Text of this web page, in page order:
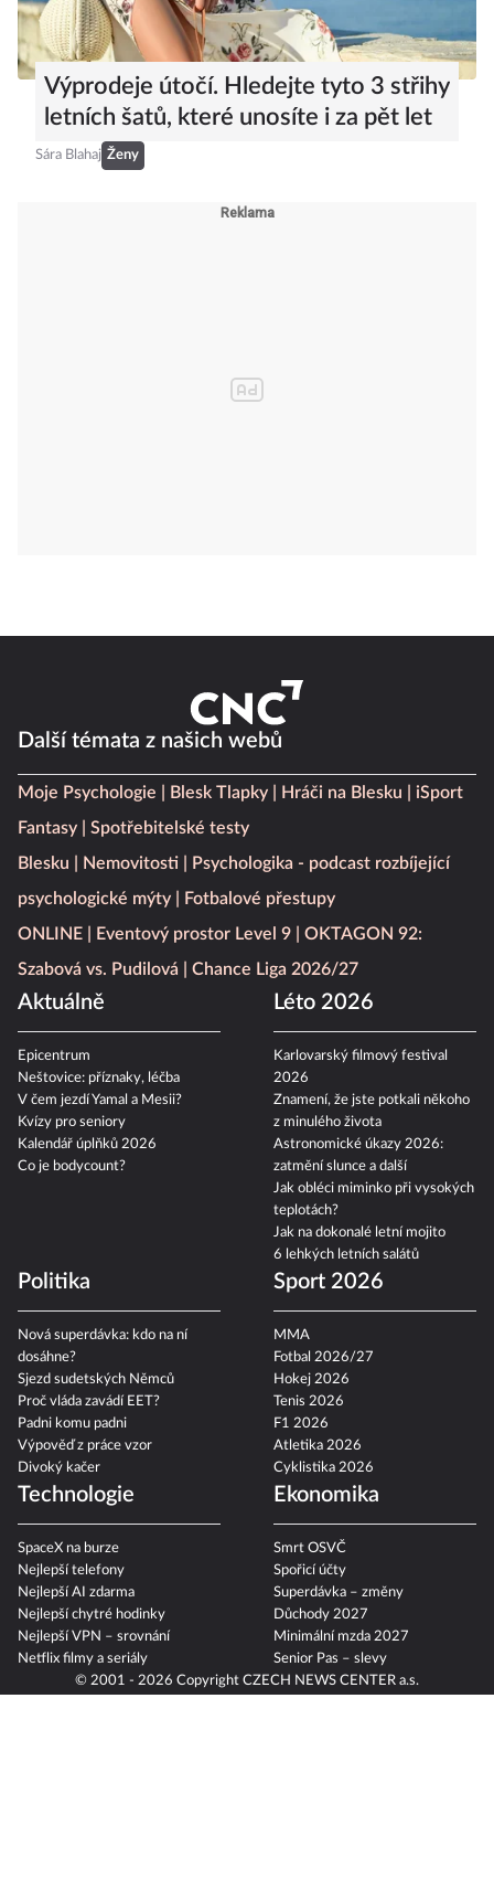
Výprodeje útočí. Hledejte tyto 3 střihy
letních šatů, které unosíte i za pět let
Sára Blahaj Ženy
© 2001 - 2026 Copyright CZECH NEWS CENTER a.s.
Další témata z našich webů
Moje Psychologie Blesk Tlapky Hráči na Blesku
iSport
Fantasy
Spotřebitelské testy
Blesku
Nemovitosti
Psychologika - podcast rozbíjející
psychologické mýty
Fotbalové přestupy
ONLINE
Eventový prostor Level 9
OKTAGON 92:
Szabová vs. Pudilová
Chance Liga 2026/27
Aktuálně
Epicentrum
Neštovice: příznaky, léčba
V čem jezdí Yamal a Mesii?
Kvízy pro seniory
Kalendář úplňků 2026
Co je bodycount?
Léto 2026
Karlovarský filmový festival
2026
Znamení, že jste potkali někoho
z minulého života
Astronomické úkazy 2026:
zatmění slunce a další
Jak obléci miminko při vysokých
teplotách?
Jak na dokonalé letní mojito
6 lehkých letních salátů
Politika
Nová superdávka: kdo na ní
dosáhne?
Sjezd sudetských Němců
Proč vláda zavádí EET?
Padni komu padni
Výpověď z práce vzor
Divoký kačer
Sport 2026
MMA
Fotbal 2026/27
Hokej 2026
Tenis 2026
F1 2026
Atletika 2026
Cyklistika 2026
Technologie
SpaceX na burze
Nejlepší telefony
Nejlepší AI zdarma
Nejlepší chytré hodinky
Nejlepší VPN – srovnání
Netflix filmy a seriály
Ekonomika
Smrt OSVČ
Spořicí účty
Superdávka – změny
Důchody 2027
Minimální mzda 2027
Senior Pas – slevy